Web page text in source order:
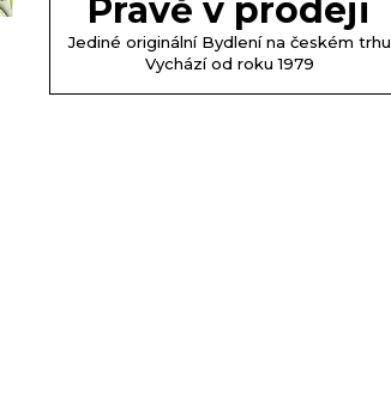
Právě v prodeji
Jediné originální Bydlení na českém trhu
Vychází od roku 1979